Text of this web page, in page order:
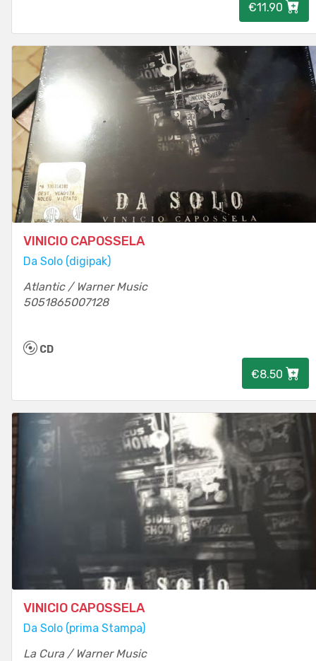
€11.90
VINICIO CAPOSSELA
Da Solo (digipak)
Atlantic / Warner Music
5051865007128
CD
€8.50
VINICIO CAPOSSELA
Da Solo (prima Stampa)
La Cura / Warner Music